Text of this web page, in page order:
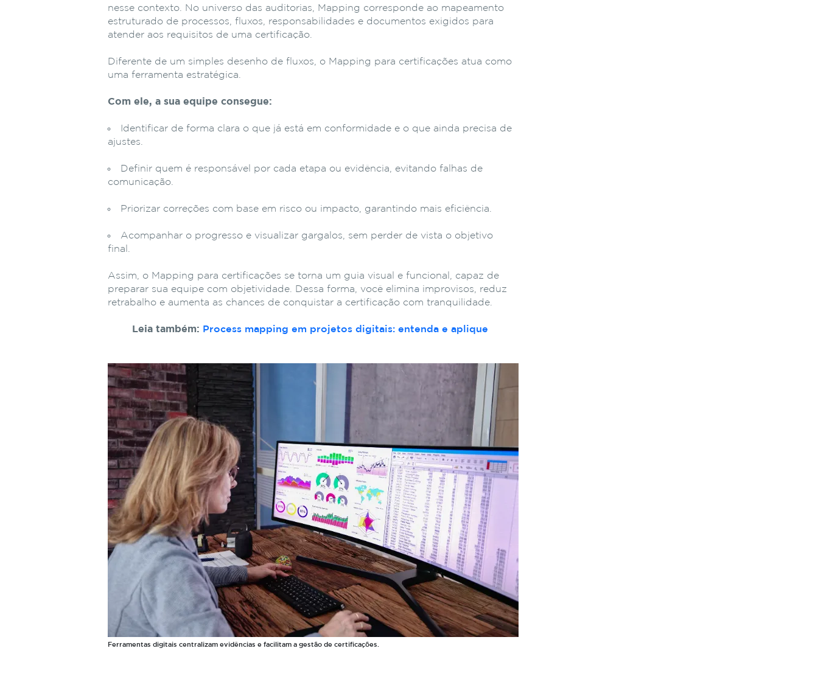
nesse contexto. No universo das auditorias, Mapping corresponde ao mapeamento
estruturado de processos, fluxos, responsabilidades e documentos exigidos para
atender aos requisitos de uma certificação.
Diferente de um simples desenho de fluxos, o Mapping para certificações atua como
uma ferramenta estratégica.
Com ele, a sua equipe consegue:
Identificar de forma clara o que já está em conformidade e o que ainda precisa de
ajustes.
Definir quem é responsável por cada etapa ou evidência, evitando falhas de
comunicação.
Priorizar correções com base em risco ou impacto, garantindo mais eficiência.
Acompanhar o progresso e visualizar gargalos, sem perder de vista o objetivo
final.
Assim, o Mapping para certificações se torna um guia visual e funcional, capaz de
preparar sua equipe com objetividade. Dessa forma, você elimina improvisos, reduz
retrabalho e aumenta as chances de conquistar a certificação com tranquilidade.
Leia também: Process mapping em projetos digitais: entenda e aplique
Ferramentas digitais centralizam evidências e facilitam a gestão de certificações.